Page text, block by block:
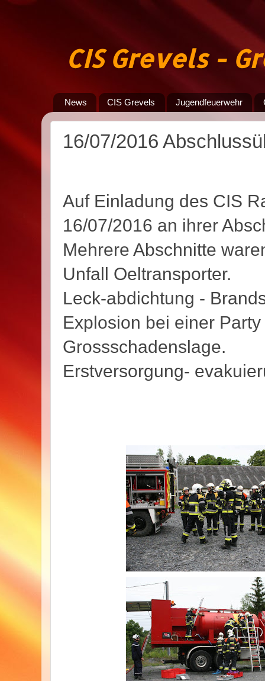
CIS Grevels -
News CIS Grevels Jugendfeuerwehr
16/07/2016
Auf Einladung des CIS
16/07/2016 an ihrer
Mehrere Abschnitte
Unfall Oeltransporter.
Leck-abdichtung -
Explosion bei einer
Grossschadenslage.
Erstversorgung-